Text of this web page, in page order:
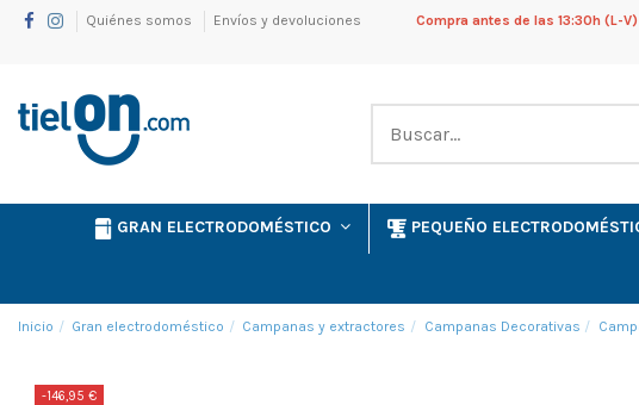
Quiénes somos Envíos y devoluciones Compra antes de las 13:30h (L-
GRAN ELECTRODOMÉSTICO PEQUEÑO
Inicio Gran electrodoméstico Campanas y extractores Campanas Decorativas
-146,95 €